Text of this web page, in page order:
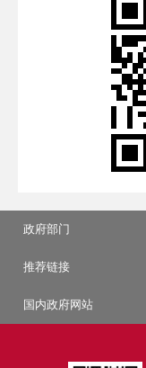
政府部门
推荐链接
国内政府网站